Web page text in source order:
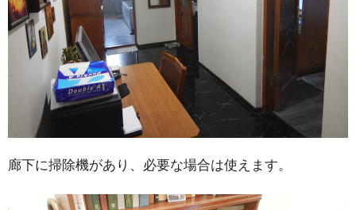
廊下に掃除機があり、必要な場合は使えます。